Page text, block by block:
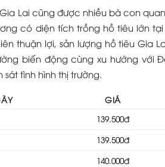
Lai cũng được nhiều bà con
có diện tích trồng hồ tiêu lớn tại
thuận lợi, sản lượng hồ tiêu Gia
biến động cùng xu hướng với
tình hình thị trường.
GIÁ
139.500đ
139.500đ
140.000đ